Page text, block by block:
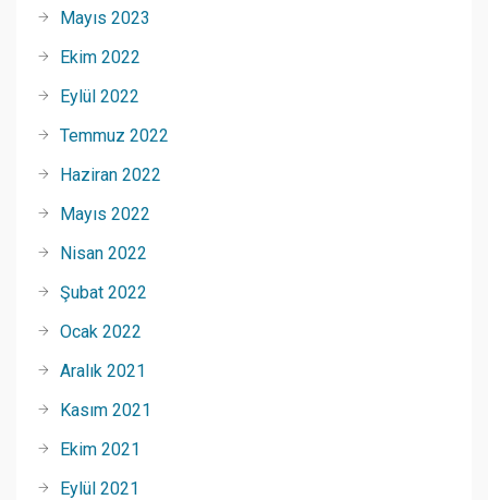
Mayıs 2023
Ekim 2022
Eylül 2022
Temmuz 2022
Haziran 2022
Mayıs 2022
Nisan 2022
Şubat 2022
Ocak 2022
Aralık 2021
Kasım 2021
Ekim 2021
Eylül 2021